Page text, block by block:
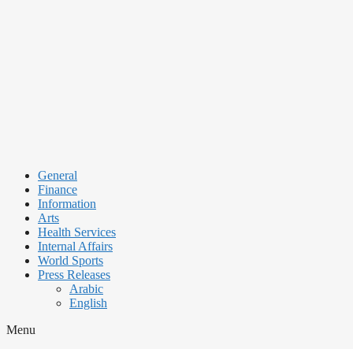
General
Finance
Information
Arts
Health Services
Internal Affairs
World Sports
Press Releases
Arabic
English
Menu